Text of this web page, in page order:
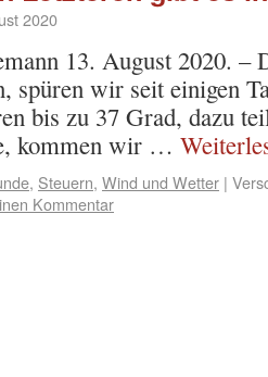
2020
13. August 2020.
spüren wir seit einigen
bis zu 37 Grad, dazu
kommen wir …
, Steuern, Wind und Wetter |
Kommentar